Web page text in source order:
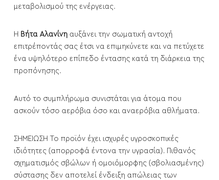
μεταβολισμού της ενέργειας.
H Βήτα Αλανίνη αυξάνει την σωματική αντοχή
επιτρέποντάς σας έτσι να επιμηκύνετε και να πετύχετε
ένα υψηλότερο επίπεδο έντασης κατά τη διάρκεια της
προπόνησης.
Αυτό το συμπλήρωμα συνιστάται για άτομα που
ασκούν τόσο αερόβια όσο και αναερόβια αθλήματα.
ΣΗΜΕΙΩΣΗ Το προϊόν έχει ισχυρές υγροσκοπικές
ιδιότητες (απορροφά έντονα την υγρασία). Πιθανός
σχηματισμός σβώλων ή ομοιόμορφης (σβολιασμένης)
σύστασης δεν αποτελεί ένδειξη απώλειας των